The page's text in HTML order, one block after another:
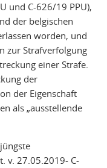
und C-626/19 PPU),
der belgischen
worden, und
zur Strafverfolgung
einer Strafe.
der
der Eigenschaft
als „ausstellende
v. 27.05.2019- C-